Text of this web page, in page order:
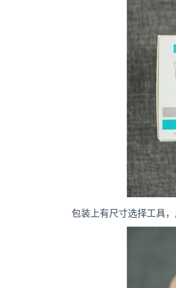
包装上有尺寸选择工具